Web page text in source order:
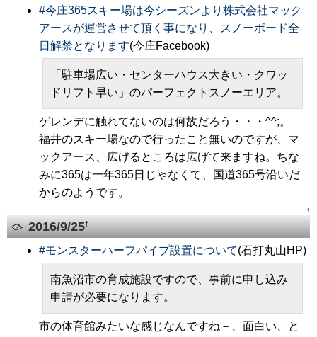
#今庄365スキー場は今シーズンより株式会社マック
アースが運営させて頂く事になり、スノーボード全
日解禁となります(今庄Facebook)
「駐車場広い・センターハウス大きい・クワッ
ドリフト早い」のパーフェクトスノーエリア。
ゲレンデに触れてないのは何故だろう・・・^^;。
福井のスキー場なので行ったこと無いのですが、マ
ックアース、広げるところは広げて来ますね。ちな
みに365は一年365日じゃなくて、国道365号沿いだ
からのようです。
↑
2016/9/25†
#モンスターハーフパイプ設置について(石打丸山HP)
南魚沼市の育成施設ですので、事前に申し込み
申請が必要になります。
市の体育館みたいな感じなんですね－、面白い、と